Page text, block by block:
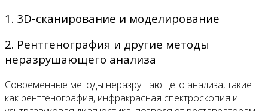
1. 3D-сканирование и моделирование
2. Рентгенография и другие методы
неразрушающего анализа
Современные методы неразрушающего анализа, такие
как рентгенография, инфракрасная спектроскопия и